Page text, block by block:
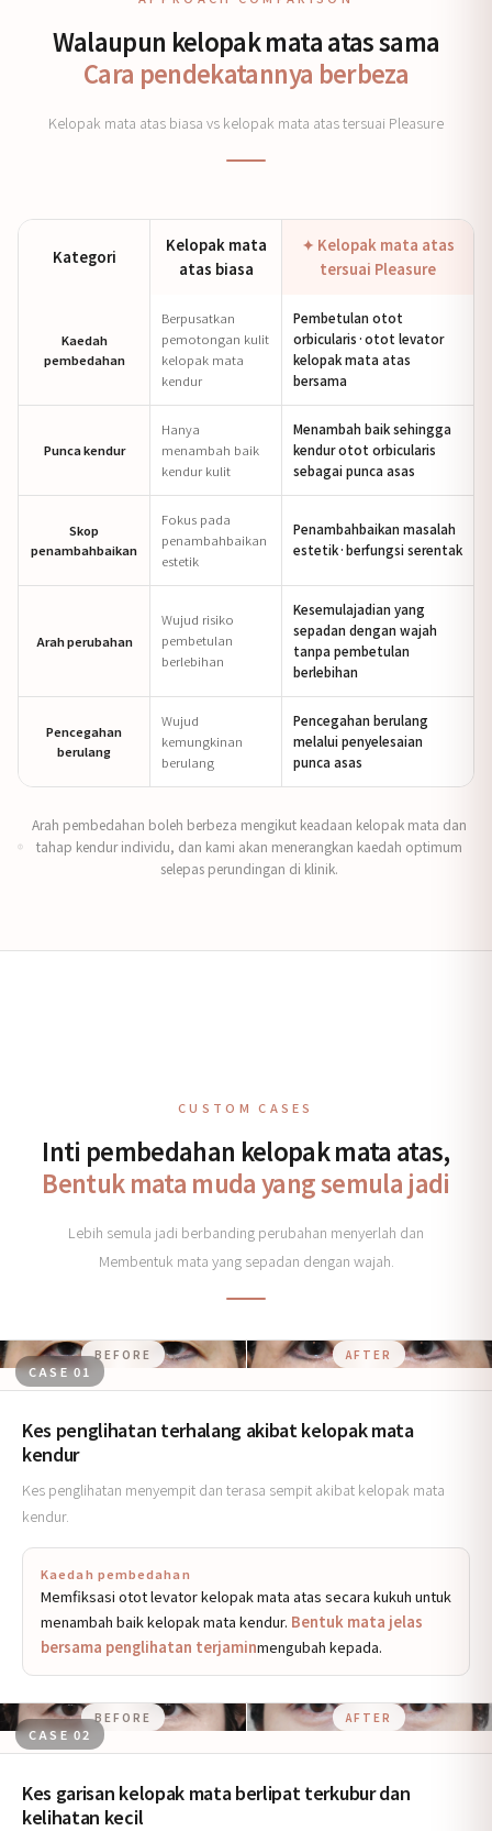
Walaupun kelopak mata atas sama
Cara pendekatannya berbeza
Kelopak mata atas biasa vs kelopak mata atas tersuai Pleasure
Kategori
Kelopak mata
atas biasa
✦ Kelopak mata atas
tersuai Pleasure
Kaedah
pembedahan
Berpusatkan
pemotongan kulit
kelopak mata
kendur
Pembetulan otot
orbicularis·otot levator
kelopak mata atas
bersama
Punca kendur
Hanya
menambah baik
kendur kulit
Menambah baik sehingga
kendur otot orbicularis
sebagai punca asas
Skop
penambahbaikan
Fokus pada
penambahbaikan
estetik
Penambahbaikan masalah
estetik·berfungsi serentak
Arah perubahan
Wujud risiko
pembetulan
berlebihan
Kesemulajadian yang
sepadan dengan wajah
tanpa pembetulan
berlebihan
Pencegahan
berulang
Wujud
kemungkinan
berulang
Pencegahan berulang
melalui penyelesaian
punca asas
Arah pembedahan boleh berbeza mengikut keadaan kelopak mata dan
tahap kendur individu, dan kami akan menerangkan kaedah optimum
selepas perundingan di klinik.
CUSTOM CASES
Inti pembedahan kelopak mata atas,
Bentuk mata muda yang semula jadi
Lebih semula jadi berbanding perubahan menyerlah dan
Membentuk mata yang sepadan dengan wajah.
CASE 01
BEFORE AFTER
Kes penglihatan terhalang akibat kelopak mata
kendur
Kes penglihatan menyempit dan terasa sempit akibat kelopak mata
kendur.
Kaedah pembedahan
Memfiksasi otot levator kelopak mata atas secara kukuh untuk
menambah baik kelopak mata kendur. Bentuk mata jelas
bersama penglihatan terjaminmengubah kepada.
CASE 02
BEFORE AFTER
Kes garisan kelopak mata berlipat terkubur dan
kelihatan kecil